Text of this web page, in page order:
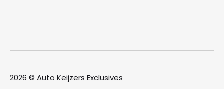
2026 © Auto Keijzers Exclusives